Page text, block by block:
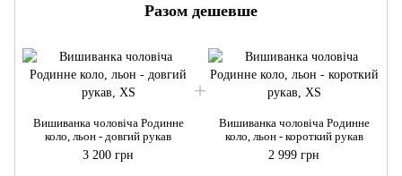
Разом дешевше
Вишиванка чоловіча Родинне
коло, льон - довгий рукав
3 200 грн
Вишиванка чоловіча Родинне
коло, льон - короткий рукав
2 999 грн